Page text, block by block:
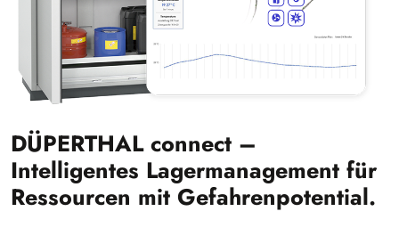
DÜPERTHAL connect –
Intelligentes Lagermanagement für
Ressourcen mit Gefahrenpotential.